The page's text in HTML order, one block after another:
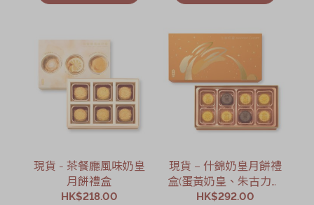
現貨 - 茶餐廳風味奶皇
月餅禮盒
HK$218.00
現貨 – 什錦奶皇月餅禮
盒(蛋黃奶皇、朱古力奶
皇及伯爵茶奶皇) (8個裝)
HK$292.00